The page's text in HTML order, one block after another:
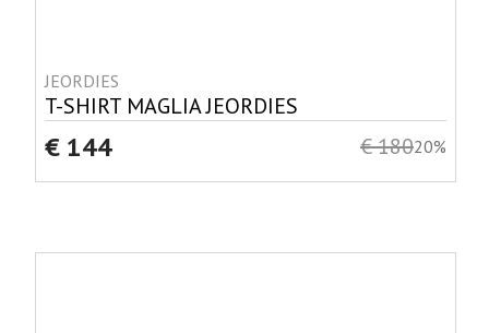
JEORDIES
T-SHIRT MAGLIA JEORDIES
€ 144 € 18020%